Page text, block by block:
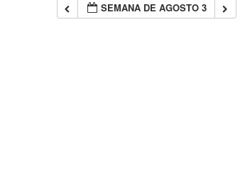
SEMANA DE AGOSTO 3